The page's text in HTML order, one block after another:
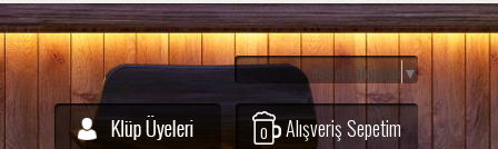
Alışveriş Sepetim
0
Select Language ▼